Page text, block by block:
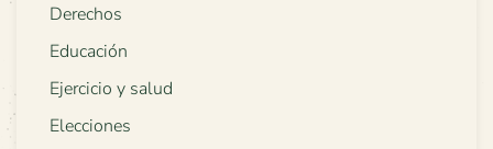
Derechos
Educación
Ejercicio y salud
Elecciones